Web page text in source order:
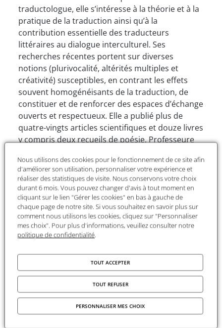
traductologue, elle s’intéresse à la théorie et à la
pratique de la traduction ainsi qu’à la
contribution essentielle des traducteurs
littéraires au dialogue interculturel. Ses
recherches récentes portent sur diverses
notions (plurivocalité, altérités multiples et
créativité) susceptibles, en contrant les effets
souvent homogénéisants de la traduction, de
constituer et de renforcer des espaces d’échange
ouverts et respectueux. Elle a publié plus de
quatre-vingts articles scientifiques et douze livres
y compris deux recueils de poésie. Professeure
(McGill, Ottawa et Carleton) et à l’étranger
(Bologne et Mayence), elle est directrice
fondatrice de la collection internationale en
traductologie, « Vita Traductiva », et membre
associée du groupe de recherche TRACT à la
Sorbonne Nouvelle.
Titre
: La magistrature et la compréhension des
enjeux de la traduction-interprétation
« Cette activité consiste en un atelier
international de deux jours destiné à former les
Nous utilisons des cookies pour le fonctionnement de ce site afin
d'améliorer son utilisation, personnaliser votre expérience et
réaliser des statistiques de visite. Nous conservons votre choix
durant 6 mois. Vous pouvez changer d'avis à tout moment en
cliquant sur le lien "Gérer les cookies" en bas à gauche de
chaque page de notre site. Si vous souhaitez en savoir plus sur
comment nous utilisons les cookies, cliquez sur "Personnaliser
mes choix". Pour plus d'informations, veuillez consulter notre
politique de confidentialité.
TOUT ACCEPTER
TOUT REFUSER
PERSONNALISER MES CHOIX